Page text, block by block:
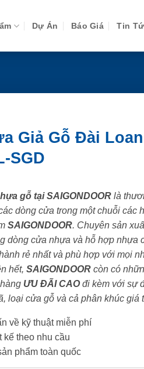
Dự Án Báo Giá Tin
Giả Gỗ Đài Loan
SGD
gỗ tại SAIGONDOORlà
dòng cửa trong một chuỗi các
SAIGONDOOR. Chuyên sản
dòng cửa nhựa và hỗ hợp nhựa
rẻ nhất và phù hợp với mọi
hết, SAIGONDOORcòn có
ƯU ĐÃI CAOđi kèm với sự
loại cửa gỗ và cả phân khúc giá
về kỹ thuật miễn phí
kế theo nhu cầu
phẩm toàn quốc